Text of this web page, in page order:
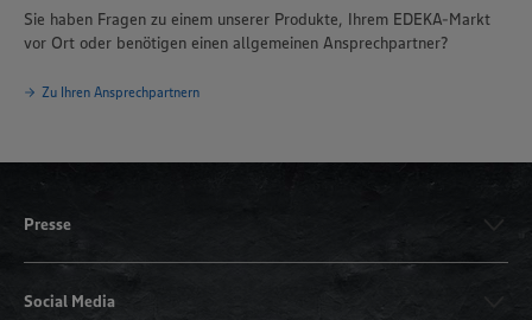
Sie haben Fragen zu einem unserer Produkte, Ihrem EDEKA-Markt
vor Ort oder benötigen einen allgemeinen Ansprechpartner?
Zu Ihren Ansprechpartnern
Presse
Social Media